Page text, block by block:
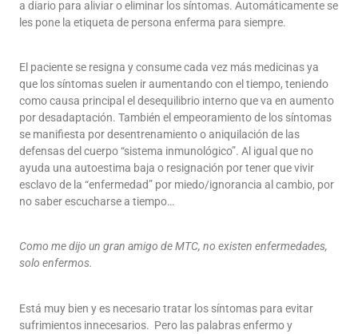
a diario para aliviar o eliminar los síntomas. Automáticamente se
les pone la etiqueta de persona enferma para siempre.
El paciente se resigna y consume cada vez más medicinas ya
que los síntomas suelen ir aumentando con el tiempo, teniendo
como causa principal el desequilibrio interno que va en aumento
por desadaptación. También el empeoramiento de los síntomas
se manifiesta por desentrenamiento o aniquilación de las
defensas del cuerpo “sistema inmunológico”. Al igual que no
ayuda una autoestima baja o resignación por tener que vivir
esclavo de la “enfermedad” por miedo/ignorancia al cambio, por
no saber escucharse a tiempo…
Como me dijo un gran amigo de MTC, no existen enfermedades,
solo enfermos.
Está muy bien y es necesario tratar los síntomas para evitar
sufrimientos innecesarios. Pero las palabras enfermo y